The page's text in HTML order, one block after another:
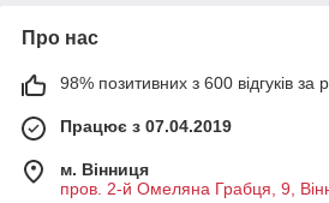
Про нас
98% позитивних з 600 відгуків за
Працює з 07.04.2019
м. Вінниця
пров. 2-й Омеляна Грабця, 9,